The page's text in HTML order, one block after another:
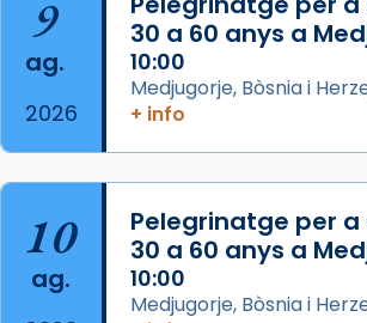
les aconseguirà el 1772. L’ofici
a la “Missa de les Santes”
Glòria”) fou composta el 1848
Manuel Blanch, amb aire d’òpera
italianitzant; s’interpreta per
pontifici, amb orquestra i cor, i
duració aproximada de tres
processó (recuperada el 1972)
del temple amb les relíquies de
Des de 1985 hi participa també
9
ag.
2026
30 a 60 anys a
10:00
Medjugorje, Bòsnia i
+ info
10
ag.
Pelegrinatge per
30 a 60 anys a
10:00
Medjugorje, Bòsnia i